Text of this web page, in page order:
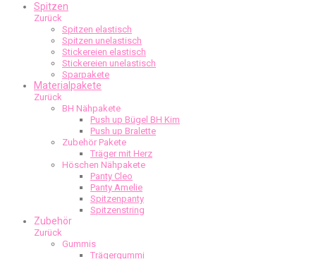
Spitzen
Zurück
Spitzen elastisch
Spitzen unelastisch
Stickereien elastisch
Stickereien unelastisch
Sparpakete
Materialpakete
Zurück
BH Nähpakete
Push up Bügel BH Kim
Push up Bralette
Zubehör Pakete
Träger mit Herz
Höschen Nähpakete
Panty Cleo
Panty Amelie
Spitzenpanty
Spitzenstring
Zubehör
Zurück
Gummis
Trägergummi